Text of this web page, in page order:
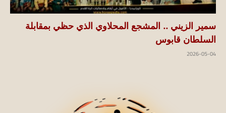
سمير الزيني .. المشجع المحلاوي الذي حظي بمقابلة
السلطان قابوس
2026-05-04